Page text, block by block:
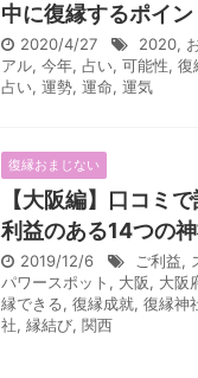
中に復縁するポイン
2020/4/27 2020,
アル, 今年, 占い, 可能性, 復
占い, 運勢, 運命, 運気
復縁おまじない
【大阪編】口コミ
利益のある14つの神
2019/12/6 ご利益,
パワースポット , 大阪, 大阪
縁できる, 復縁成就, 復縁神
社, 縁結び, 関西